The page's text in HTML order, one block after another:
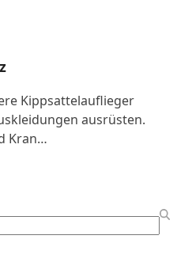
Kippsattelauflieger
ausrüsten.
Kran…